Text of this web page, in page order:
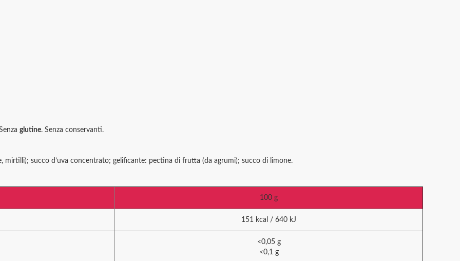
glutine. Senza conservanti.
mirtilli); succo d’uva concentrato; gelificante: pectina di frutta (da agrumi); succo di limone.
100 g
151 kcal / 640 kJ
<0,05 g
<0,1 g